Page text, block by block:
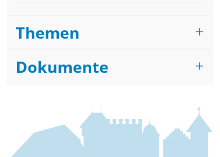
Themen
Dokumente